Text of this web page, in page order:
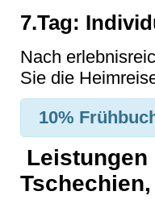
7.Tag:
Nach
Sie die
10%
Leistungen